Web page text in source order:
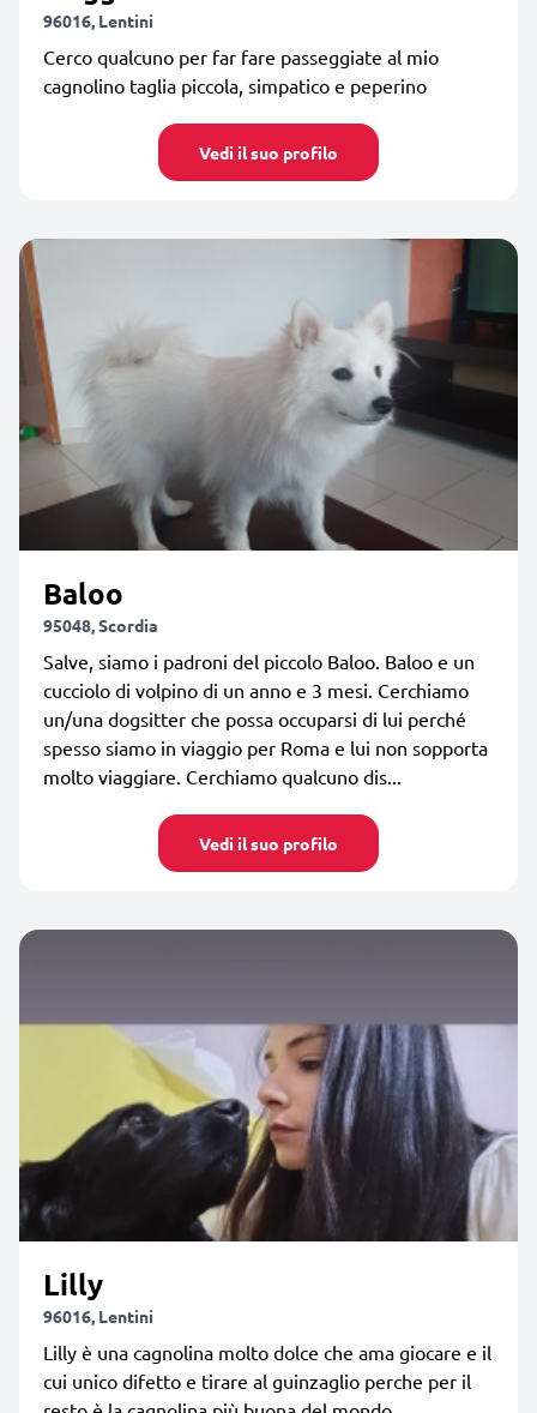
96016, Lentini
Cerco qualcuno per far fare passeggiate al mio
cagnolino taglia piccola, simpatico e peperino
Vedi il suo profilo
Baloo
95048, Scordia
Salve, siamo i padroni del piccolo Baloo. Baloo e un
cucciolo di volpino di un anno e 3 mesi. Cerchiamo
un/una dogsitter che possa occuparsi di lui perché
spesso siamo in viaggio per Roma e lui non sopporta
molto viaggiare. Cerchiamo qualcuno dis...
Vedi il suo profilo
Lilly
96016, Lentini
Lilly è una cagnolina molto dolce che ama giocare e il
cui unico difetto e tirare al guinzaglio perche per il